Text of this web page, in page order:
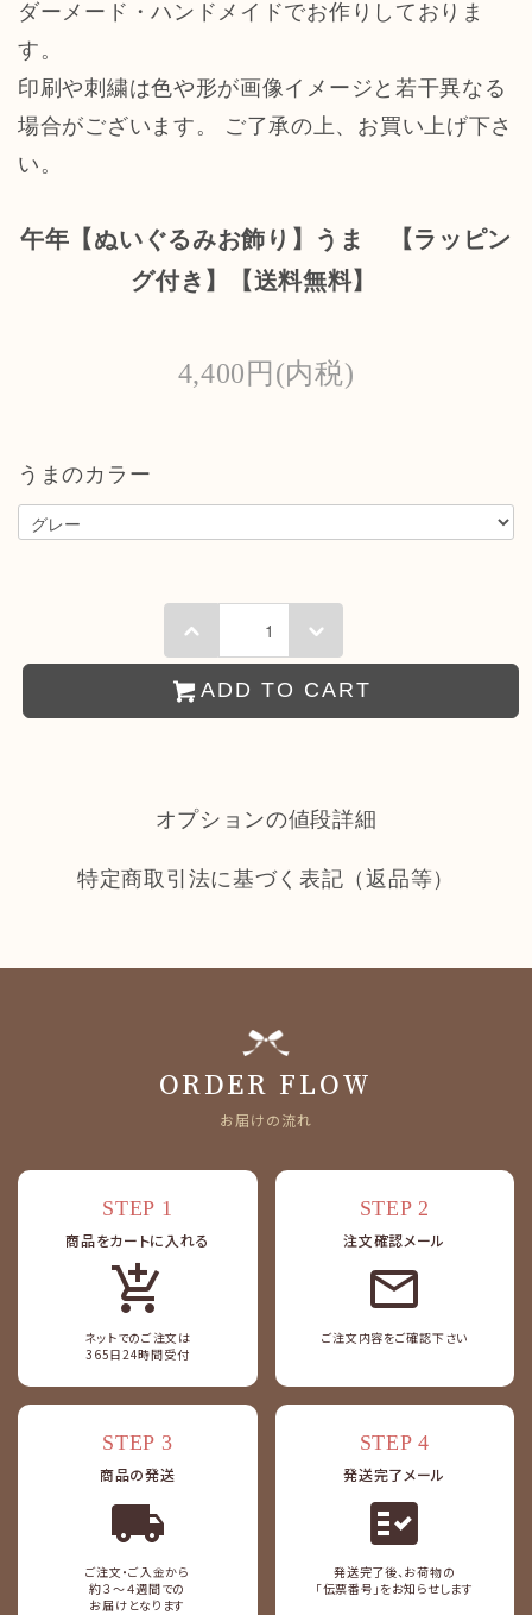
ダーメード・ハンドメイドでお作りしておりま
す。
印刷や刺繍は色や形が画像イメージと若干異なる
場合がございます。 ご了承の上、お買い上げ下さ
い。
午年【ぬいぐるみお飾り】うま 【ラッピン
グ付き】【送料無料】
4,400円(内税)
うまのカラー
ADD TO CART
オプションの値段詳細
特定商取引法に基づく表記（返品等）
ORDER FLOW
お届けの流れ
STEP 1
商品をカートに入れる
add_shopping_cart
ネットでのご注文は
365日24時間受付
STEP 2
注文確認メール
ご注文内容をご確認下さい
STEP 3
商品の発送
ご注文・ご入金から
約３～４週間での
お届けとなります
STEP 4
発送完了メール
fact_check
発送完了後、お荷物の
「伝票番号」をお知らせします